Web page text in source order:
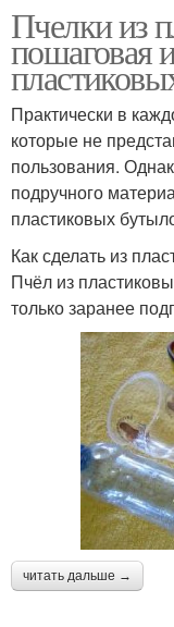
Пчелки из
пошаговая
Практически в
которые не
пользования.
подручного
пластиковых
Как сделать из
Пчёл из
только заранее
читать дальше →